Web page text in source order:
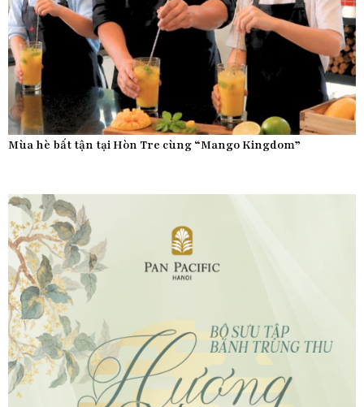
Mùa hè bất tận tại Hòn Tre cùng “Mango Kingdom”